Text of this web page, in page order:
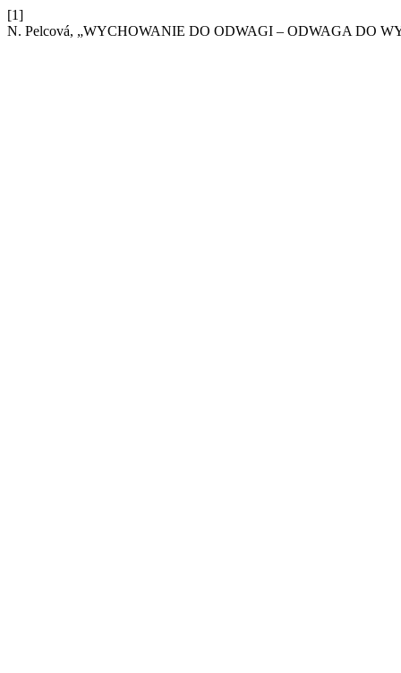
[1]
N. Pelcová, „WYCHOWANIE DO ODWAGI – ODWAGA DO